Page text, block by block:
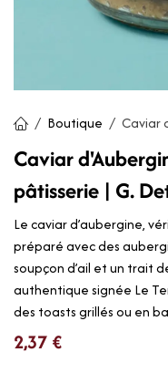
Boutique Caviar
Caviar
pâtisserie | G.
Le caviar d’aubergine,
préparé avec des
soupçon d’ail et un trait
authentique signée Le
des toasts grillés ou en
2,37 €